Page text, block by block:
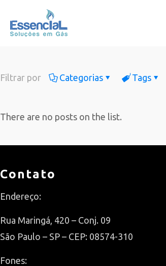
Filtrar por Categorias Tags
There are no posts on the list.
Contato
Endereço:
Rua Maringá, 420 – Conj. 09
São Paulo – SP – CEP: 08574-310
Fones: